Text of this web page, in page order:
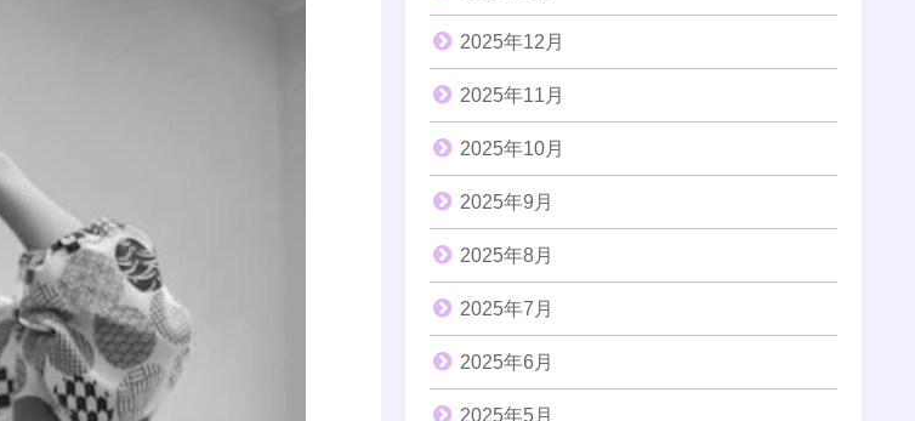
2025年12月
2025年11月
2025年10月
2025年9月
2025年8月
2025年7月
2025年6月
2025年5月